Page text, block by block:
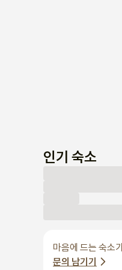
인기 숙소
마음에 드는 숙소
문의 남기기